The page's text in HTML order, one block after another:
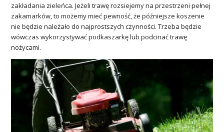
zakładania zieleńca. Jeżeli trawę rozsiejemy na przestrzeni pełnej
zakamarków, to możemy mieć pewność, że późniejsze koszenie
nie będzie należało do najprostszych czynności. Trzeba będzie
wówczas wykorzystywać podkaszarkę lub podcinać trawę
nożycami.